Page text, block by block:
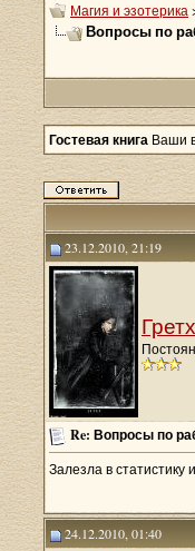
Магия и эзотерика
Вопросы по
Гостевая книга Ваши
23.12.2010, 21:19
Re: Вопросы по
Залезла в статистику
24.12.2010, 01:40